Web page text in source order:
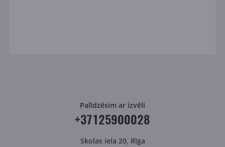
Palīdzēsim ar izvēli
+37125900028
Skolas iela 20, Rīga